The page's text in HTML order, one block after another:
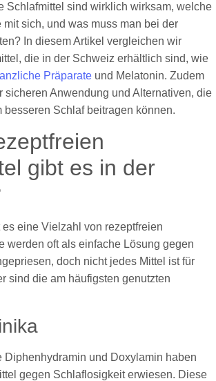
Schlafmittel sind wirklich wirksam, welche
sich, und was muss man bei der
In diesem Artikel vergleichen wir
die in der Schweiz erhältlich sind, wie
Präparate und Melatonin. Zudem
sicheren Anwendung und Alternativen, die
besseren Schlaf beitragen können.
gibt es in der
es eine Vielzahl von rezeptfreien
werden oft als einfache Lösung gegen
doch nicht jedes Mittel ist für
sind die am häufigsten genutzten
Diphenhydramin und Doxylamin haben
gegen Schlaflosigkeit erwiesen. Diese